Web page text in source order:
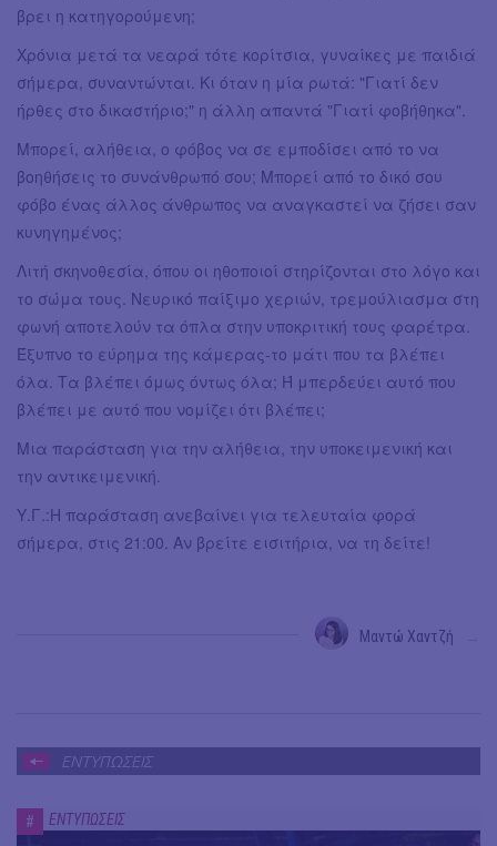
βρει η κατηγορούμενη;
Χρόνια μετά τα νεαρά τότε κορίτσια, γυναίκες με παιδιά
σήμερα, συναντώνται. Κι όταν η μία ρωτά: "Γιατί δεν
ήρθες στο δικαστήριο;" η άλλη απαντά "Γιατί φοβήθηκα".
Μπορεί, αλήθεια, ο φόβος να σε εμποδίσει από το να
βοηθήσεις το συνάνθρωπό σου; Μπορεί από το δικό σου
φόβο ένας άλλος άνθρωπος να αναγκαστεί να ζήσει σαν
κυνηγημένος;
Λιτή σκηνοθεσία, όπου οι ηθοποιοί στηρίζονται στο λόγο και
το σώμα τους. Νευρικό παίξιμο χεριών, τρεμούλιασμα στη
φωνή αποτελούν τα όπλα στην υποκριτική τους φαρέτρα.
Έξυπνο το εύρημα της κάμερας-το μάτι που τα βλέπει
όλα. Τα βλέπει όμως όντως όλα; Ή μπερδεύει αυτό που
βλέπει με αυτό που νομίζει ότι βλέπει;
Μια παράσταση για την αλήθεια, την υποκειμενική και
την αντικειμενική.
Υ.Γ.:Η παράσταση ανεβαίνει για τελευταία φορά
σήμερα, στις 21:00. Αν βρείτε εισιτήρια, να τη δείτε!
Μαντώ Χαντζή
ΕΝΤΥΠΩΣΕΙΣ
# ΕΝΤΥΠΩΣΕΙΣ